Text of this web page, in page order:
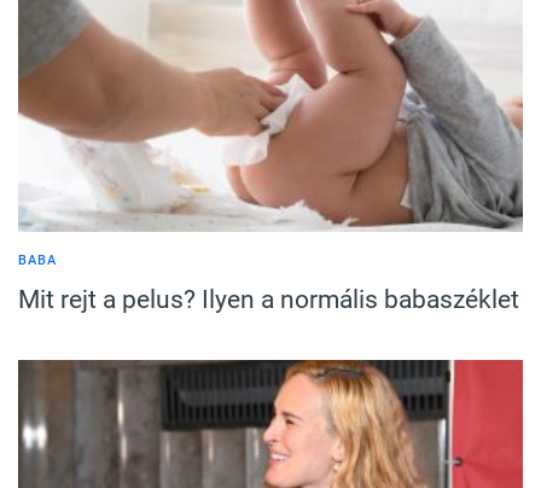
BABA
Mit rejt a pelus? Ilyen a normális babaszéklet